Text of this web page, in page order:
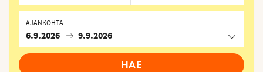
AJANKOHTA
6.9.2026 9.9.2026
HAE